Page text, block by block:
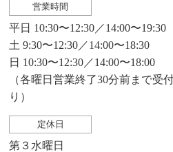
営業時間
平日 10:30〜12:30／14:00〜19:30
土 9:30〜12:30／14:00〜18:30
日 10:30〜12:30／14:00〜18:00
（各曜日営業終了30分前まで受
り）
定休日
第３水曜日